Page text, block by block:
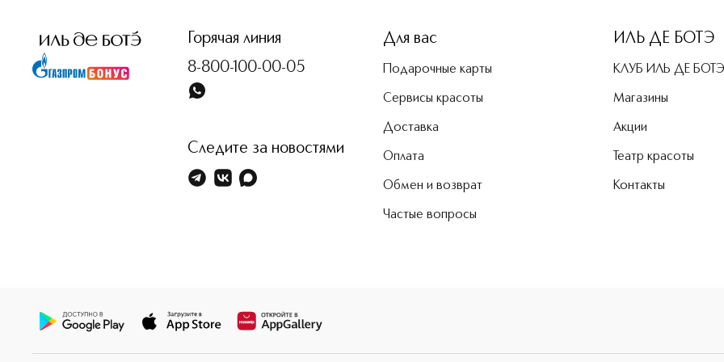
Горячая линия
8-800-100-00-05
Следите за новостями
Для вас
Подарочные карты
Сервисы красоты
Доставка
Оплата
Обмен и возврат
Частые вопросы
ИЛЬ ДЕ БОТЭ
КЛУБ ИЛЬ ДЕ БОТЭ
Магазины
Акции
Театр красоты
Контакты